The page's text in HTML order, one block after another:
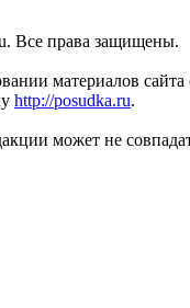
Все права защищены.
материалов сайта
http://posudka.ru.
может не